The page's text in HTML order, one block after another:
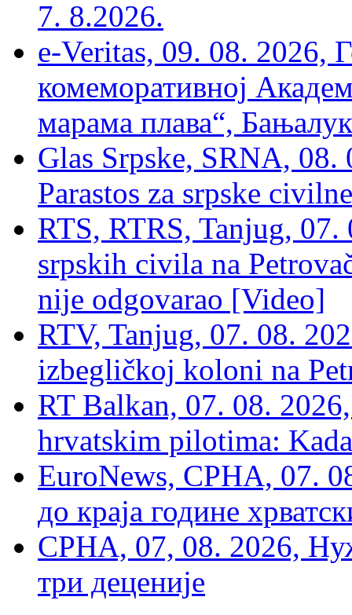
7. 8.2026.
e-Veritas, 09. 08. 2026,
комеморативној
марама плава“,
Glas Srpske, SRNA,
Parastos za srpske
RTS, RTRS, Tanjug,
srpskih civila na
nije odgovarao [Video]
RTV, Tanjug, 07. 08.
izbegličkoj koloni na
RT Balkan, 07. 08.
hrvatskim pilotima:
EuroNews, СРНА, 07.
до краја године
СРНА, 07, 08. 2026,
три деценије